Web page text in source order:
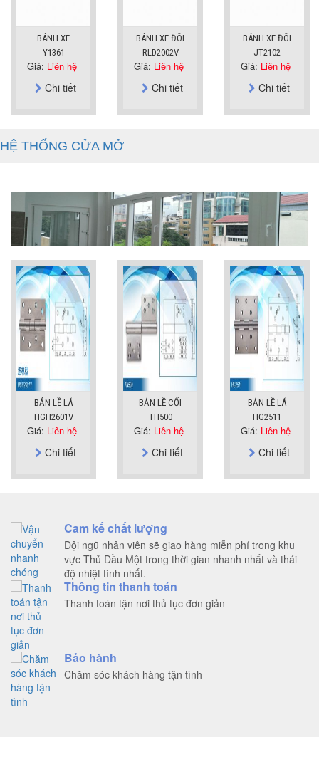
BÁNH XE
Y1361
Giá: Liên hệ
Chi tiết
BÁNH XE ĐÔI
RLD2002V
Giá: Liên hệ
Chi tiết
BÁNH XE ĐÔI
JT2102
Giá: Liên hệ
Chi tiết
HỆ THỐNG CỬA MỞ
BẢN LỀ LÁ
HGH2601V
Giá: Liên hệ
Chi tiết
BẢN LỀ CỐI
TH500
Giá: Liên hệ
Chi tiết
BẢN LỀ LÁ
HG2511
Giá: Liên hệ
Chi tiết
Cam kế chất lượng
Đội ngũ nhân viên sẽ giao hàng miễn phí trong khu
vực Thủ Dầu Một trong thời gian nhanh nhất và thái
độ nhiệt tình nhất.
Thông tin thanh toán
Thanh toán tận nơi thủ tục đơn giản
Bảo hành
Chăm sóc khách hàng tận tình